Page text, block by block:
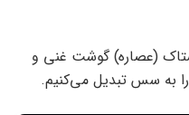
(عصاره) گوشت غنی و
به سس تبدیل می‌کنیم.